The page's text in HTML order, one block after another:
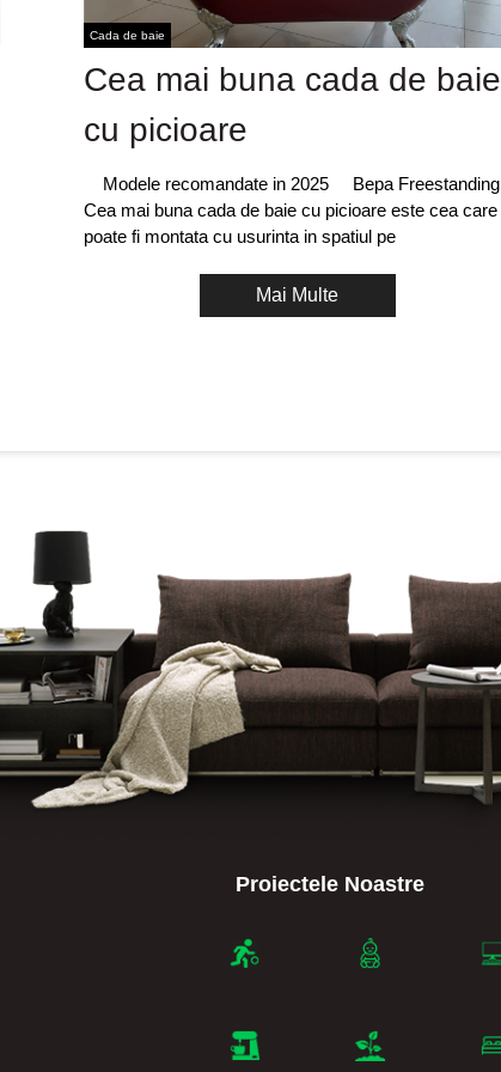
Cada de baie
Cea mai buna cada de baie
cu picioare
Modele recomandate in 2025 Bepa Freestanding
Cea mai buna cada de baie cu picioare este cea care
poate fi montata cu usurinta in spatiul pe
Mai Multe
Proiectele Noastre